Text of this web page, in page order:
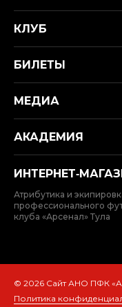
КЛУБ
БИЛЕТЫ
МЕДИА
АКАДЕМИЯ
Атрибутика и
профессионального
клуба «Арсенал» Тула
© 2026 Сайт АНО ПФК
Политика